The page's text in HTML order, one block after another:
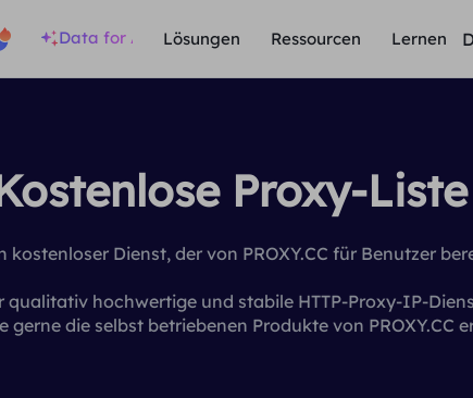
Data for AI Lösungen Ressourcen Lernen
Proxy-Liste
kostenloser Dienst, der von PROXY.CC für Benutzer
hochwertige und stabile HTTP-Proxy-IP-
gerne die selbst betriebenen Produkte von PROXY.CC